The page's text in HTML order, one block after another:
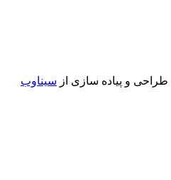
طراحی و پیاده سازی از سیناوب